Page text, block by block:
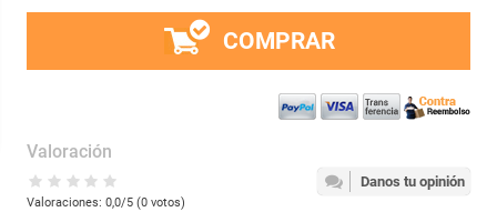
COMPRAR
Danos tu opinión
Valoración
Valoraciones: 0,0/5 (0votos)